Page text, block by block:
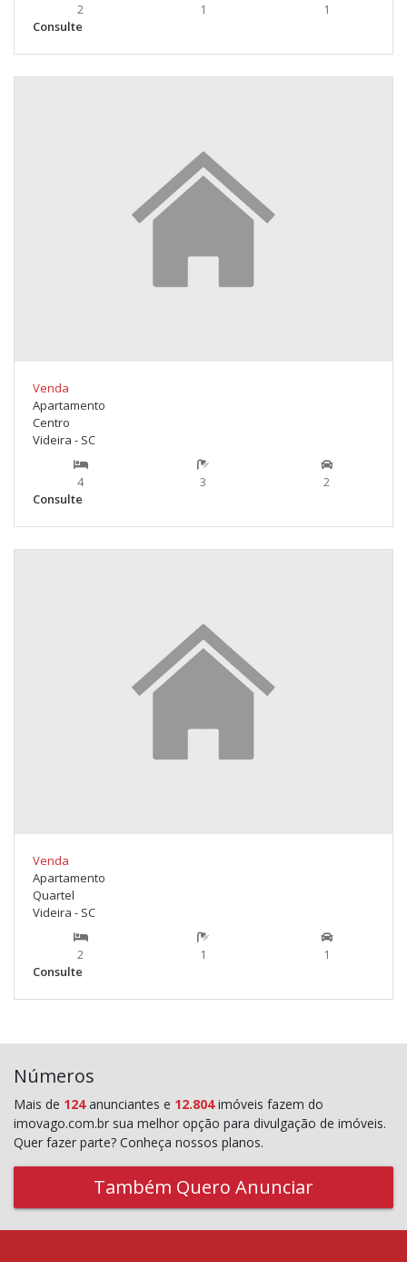
2 1
1
Consulte
Venda
Apartamento
Centro
Videira - SC
4 3
2
Consulte
Venda
Apartamento
Quartel
Videira - SC
2 1
1
Consulte
Números
Mais de 124anunciantes e 12.804imóveis fazem do
imovago.com.br sua melhor opção para divulgação de imóveis.
Quer fazer parte? Conheça nossos planos.
Também Quero Anunciar